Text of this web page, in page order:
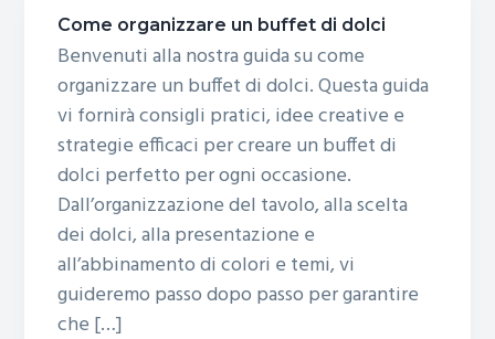
ok t vi
di
Come organizzare un buffet di dolci
Benvenuti alla nostra guida su come
organizzare un buffet di dolci. Questa guida
vi fornirà consigli pratici, idee creative e
strategie efficaci per creare un buffet di
dolci perfetto per ogni occasione.
Dall’organizzazione del tavolo, alla scelta
dei dolci, alla presentazione e
all’abbinamento di colori e temi, vi
guideremo passo dopo passo per garantire
che […]